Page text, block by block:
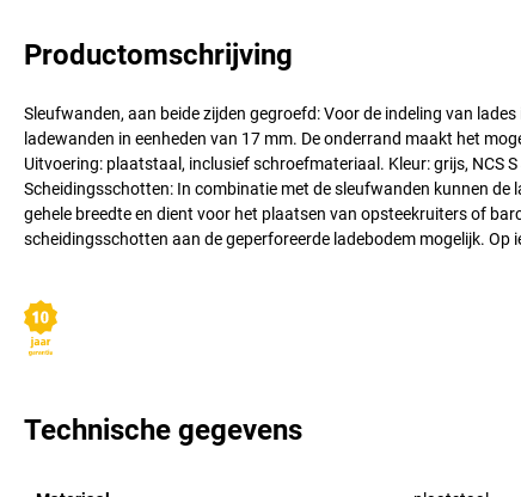
Productomschrijving
Sleufwanden, aan beide zijden gegroefd: Voor de indeling van
ladewanden in eenheden van 17 mm. De onderrand maakt het
Uitvoering: plaatstaal, inclusief schroefmateriaal. Kleur: grijs, NCS S
Scheidingsschotten: In combinatie met de sleufwanden kunnen
gehele breedte en dient voor het plaatsen van opsteekruiters of
scheidingsschotten aan de geperforeerde ladebodem mogelijk.
Technische gegevens